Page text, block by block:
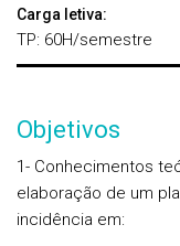
Carga letiva:
TP: 60H/semestre
Objetivos
1- Conhecimentos
elaboração de um
incidência em: